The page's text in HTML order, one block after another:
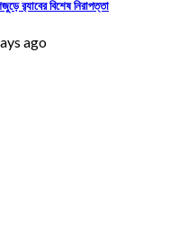
র‌্যাবের বিশেষ নিরাপত্তা
ago